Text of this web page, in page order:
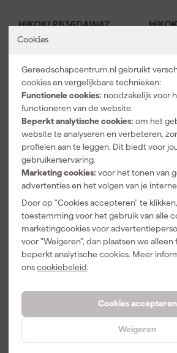
Cookies
Gereedschapcentrum.nl gebruikt
cookies en vergelijkbare technieken:
Functionele cookies: noodzakelijk voor
functioneren van de website.
Beperkt analytische cookies: om het
website te analyseren en verbeteren,
profielen aan te leggen. Dit biedt voor
gebruikerservaring.
Marketing cookies: voor het tonen van
advertenties en het volgen van je
Door op "Cookies accepteren" te
toestemming voor het gebruik van alle
marketingcookies voor
voor "Weigeren", dan plaatsen we
beperkt analytische cookies. Meer
onscookiebeleid.
Cookies accepteren
Weigeren
HiKOKI RB36DAW4Z
36V Li-Ion Multivolt
446,49
incl. BTW
Vergelijk
Adviesprijs
incl. BTW
HiKOKI 780899 Beton/-
cassette - cilindrische